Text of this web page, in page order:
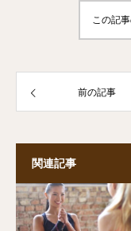
この記
前の記事
関連記事